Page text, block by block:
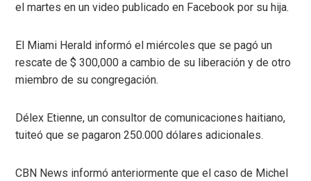
el martes en un video publicado en Facebook por su hija.
El Miami Herald informó el miércoles que se pagó un
rescate de $ 300,000 a cambio de su liberación y de otro
miembro de su congregación.
Délex Etienne, un consultor de comunicaciones haitiano,
tuiteó que se pagaron 250.000 dólares adicionales.
CBN News informó anteriormente que el caso de Michel